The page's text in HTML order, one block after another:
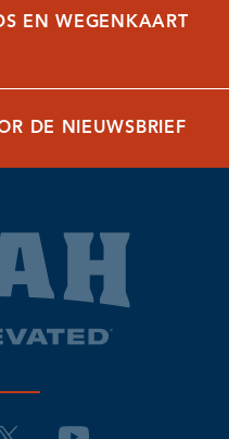
EN WEGENKAART
DE NIEUWSBRIEF